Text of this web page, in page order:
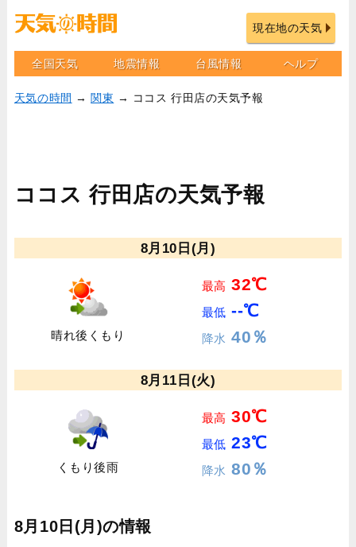
現在地の天気
全国天気 地震情報 台風情報 ヘルプ
天気の時間 → 関東 → ココス 行田店の天気予報
ココス 行田店の天気予報
8月10日(月)
晴れ後くもり
最高 32℃
最低 --℃
降水 40％
8月11日(火)
くもり後雨
最高 30℃
最低 23℃
降水 80％
8月10日(月)の情報